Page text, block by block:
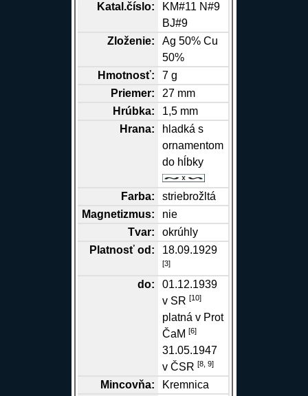
Katal.číslo:
KM#11 N#9
BJ#9
Zloženie:
Ag 50%Cu
50%
Hmotnosť:
7 g
Priemer:
27 mm
Hrúbka:
1,5 mm
Hrana:
hladká s
ornamentom
do hĺbky
Farba:
striebrožltá
Magnetizmus:
nie
Tvar:
okrúhly
Platnosť od:
18.09.1929
[3]
do:
01.12.1939
v SR[10]
platná v Prot
ČaM[6]
31.05.1947
v ČSR[8, 9]
Mincovňa: Kremnica